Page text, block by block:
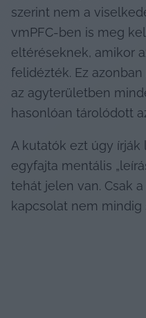
szerint nem a
vmPFC-ben is meg
eltéréseknek, amikor
felidézték. Ez
az agyterületben
hasonlóan tárolódott
A kutatók ezt úgy
egyfajta mentális
tehát jelen van. Csak
kapcsolat nem mindig